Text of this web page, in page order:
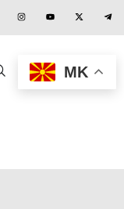
MK